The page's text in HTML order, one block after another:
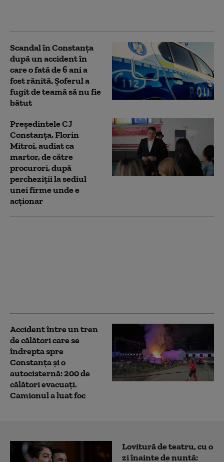
Scandal în Constanța
după un accident în
care o fată de 6 ani a
fost rănită. Şoferul a
fugit de teamă să nu fie
bătut
Preşedintele CJ
Constanţa, Florin
Mitroi, audiat ca
martor, de către
procurori, după
percheziții la sediul
unei firme unde e
acționar
Accident între un tren
de călători care se
îndrepta spre
Constanţa şi o
autocisternă: 200 de
călători evacuaţi.
Camionul a luat foc
Lovitură de teatru, cu o
zi înainte de nuntă: